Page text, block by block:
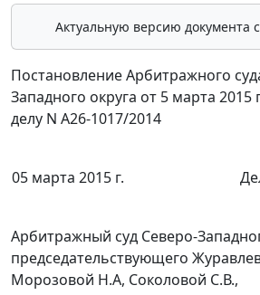
Актуальную версию документа
Постановление Арбитражного
Западного округа от 5 марта 2015
делу N А26-1017/2014
05 марта 2015 г.
Арбитражный суд Северо-
председательствующего
Морозовой Н.А, Соколовой С.В.,